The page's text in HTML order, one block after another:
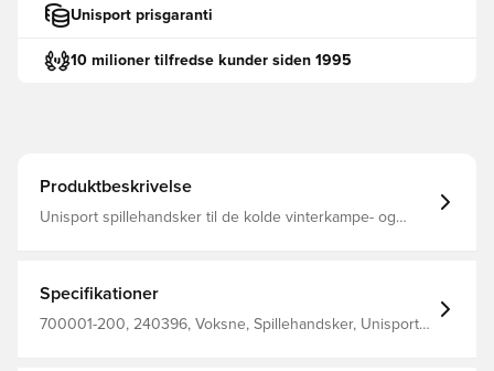
Unisport prisgaranti
10 milioner tilfredse kunder siden 1995
Produktbeskrivelse
Unisport spillehandsker til de kolde vinterkampe- og
gør at du sikkert og effektivt kan ses i mørket Designet
med stilfuldt Unisport-logo på ydersiden Fremstillet i 85%
polyester og 15% elastan.
Specifikationer
700001-200, 240396, Voksne, Spillehandsker, Unisport,